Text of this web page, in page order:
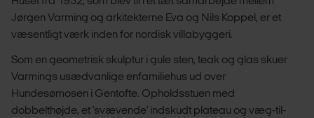
Jørgen Varming og arkitekterne Eva og Nils Koppel, er et
væsentligt værk inden for nordisk villabyggeri.
Som en geometrisk skulptur i gule sten, teak og glas skuer
Varmings usædvanlige enfamiliehus ud over
Hundesømosen i Gentofte. Opholdsstuen med
dobbelthøjde, et 'svævende' indskudt plateau og væg-til-